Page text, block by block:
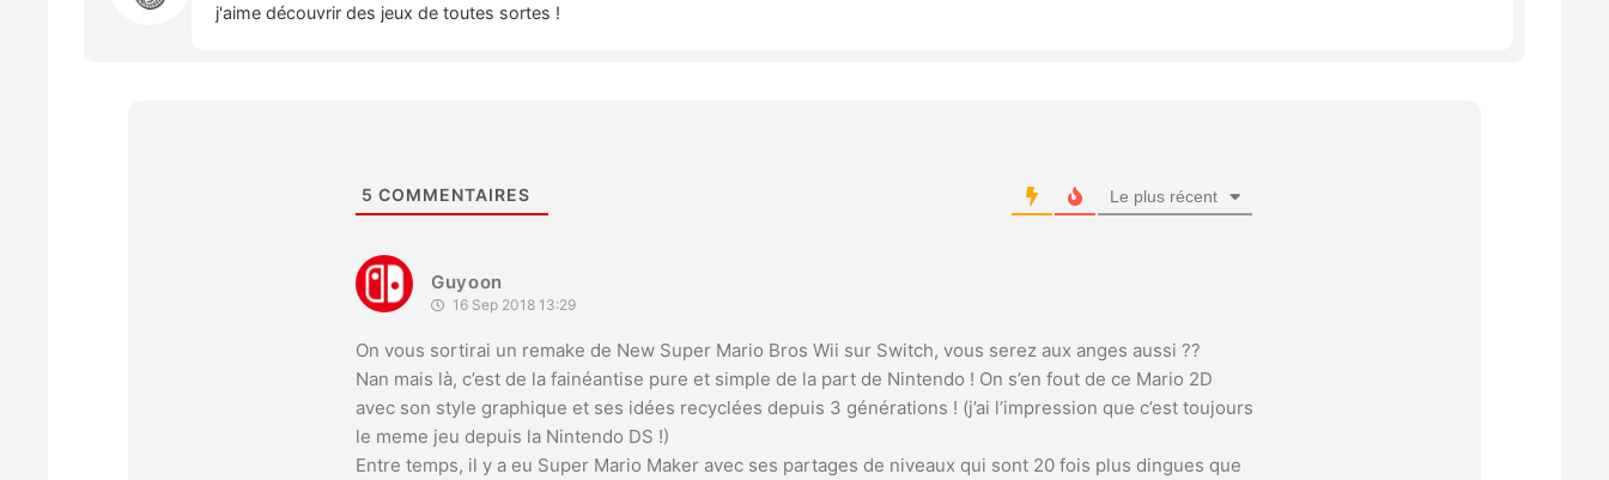
j'aime découvrir des jeux de toutes sortes !
5 COMMENTAIRES Le plus récent
Guyoon
16 Sep 2018 13:29
On vous sortirai un remake de New Super Mario Bros Wii sur Switch, vous serez aux anges aussi ??
Nan mais là, c’est de la fainéantise pure et simple de la part de Nintendo ! On s’en fout de ce Mario 2D
avec son style graphique et ses idées recyclées depuis 3 générations ! (j’ai l’impression que c’est toujours
le meme jeu depuis la Nintendo DS !)
Entre temps, il y a eu Super Mario Maker avec ses partages de niveaux qui sont 20 fois plus dingues que